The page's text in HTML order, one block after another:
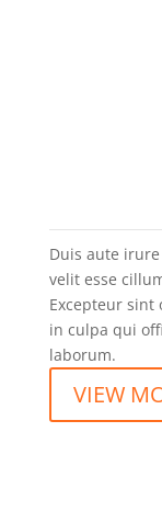
Duis aute
velit esse
Excepteur
in culpa qui
laborum.
VIEW